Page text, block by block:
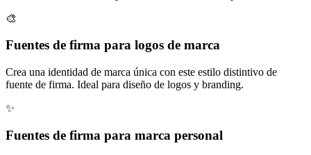
🎨
Fuentes de firma para logos de marca
Crea una identidad de marca única con este estilo distintivo de
fuente de firma. Ideal para diseño de logos y branding.
✨
Fuentes de firma para marca personal